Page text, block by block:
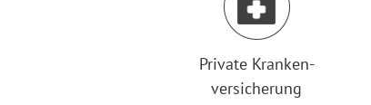
Private Kranken-
versicherung